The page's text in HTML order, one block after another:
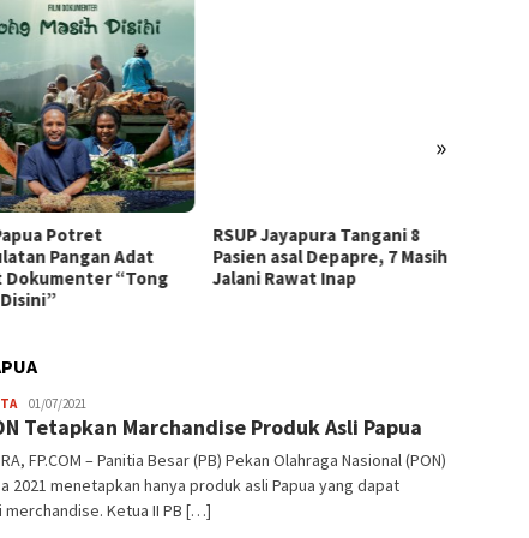
»
Potret
Pangan Adat
Dokumenter “Tong
RSUP Jayapura Tangani 8
Pasien asal Depapre, 7 Masih
Jalani Rawat Inap
Frida
Adriana
01/07/2021
Tetapkan Marchandise Produk Asli Papua
FP.COM – Panitia Besar (PB) Pekan Olahraga Nasional (PON)
2021 menetapkan hanya produk asli Papua yang dapat
merchandise. Ketua II PB […]